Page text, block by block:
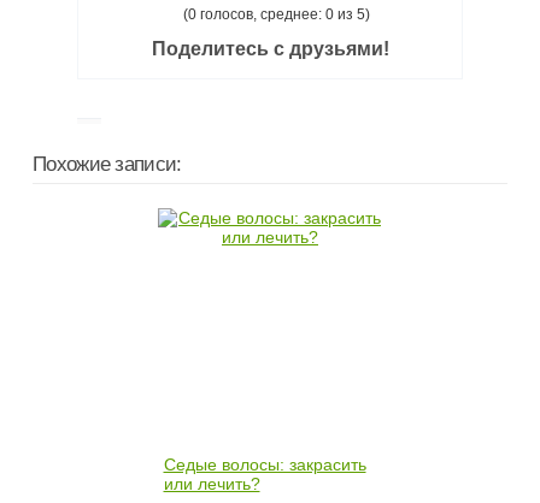
(0 голосов, среднее: 0 из 5)
Поделитесь с друзьями!
Похожие записи:
Седые волосы: закрасить
или лечить?